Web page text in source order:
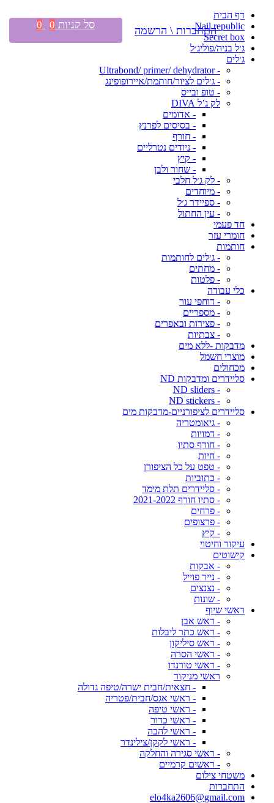
דף הבית
Nail republic
Secret box
ג׳ל בניה/פוליג׳ל
ג׳לים
- Ultrabond/ primer/ dehydrator
- ג׳לים לציור/חותמת/איירופופינג
- טופ ובייס
לק ג’ל DIVA
- אדומים
- בסיסים לפרנץ
- חורף
- ניודים נטרליים
- קיץ
- שחור ולבן
- לק ג׳ל חלבי
- מיוחדים
- ספיידר ג׳ל
- עין החתול
חד פעמי
חומרי עזר
חותמות
- ג׳לים לחותמות
- מחתים
- פלטות
כלי עבודה
- דוחפי עור
- מספריים
- פצירות ובאפרים
- צבתיות
מדבקות -ללא מים
מוצרי חשמל
מכחולים
סליידרים ומדבקות ND
- ND sliders
- ND stickers
סליידרים לציפורניים-מדבקות מים
- גיאומטריה
- דמויות
- חורף סתיו
- חיות
- טפט על כל הציפורן
- כתוביות
- סליידרים תלת מימד
- סתיו חורף 2021-2022
- פרחים
- פרצופים
- קיץ
עיקור וחיטוי
קישוטים
- אבקות
- נייר פוייל
- נצנצים
- שונות
ראשי שיוף
- ראש אבן
- ראש כתר ליבלות
- ראש סיליקון
- ראשי הסרה
- ראשי טורנדו
ראשי מניקור
- חצאית/חבית ישרה/טיפה גדולה
- ראשי אגס/חבית/פטריה
- ראשי טיפה
- ראשי כדור
- ראשי להבה
- ראשי לקקן/צילינדר
- ראשי סגירה והחלקה
- ראשים קרמיים
משטחי צילום
התחברות
elo4ka2606@gmail.com
התחברות \ הרשמה סל קניות 0
0